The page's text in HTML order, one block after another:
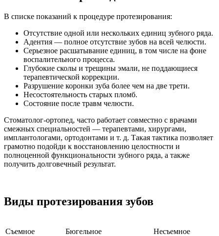
В списке показаний к процедуре протезирования:
Отсутствие одной или нескольких единиц зубного ряда.
Адентия — полное отсутствие зубов на всей челюсти.
Серьезное расшатывание единиц, в том числе на фоне
воспалительного процесса.
Глубокие сколы и трещины эмали, не поддающиеся
терапевтической коррекции.
Разрушение коронки зуба более чем на две трети.
Несостоятельность старых пломб.
Состояние после травм челюсти.
Стоматолог-ортопед, часто работает совместно с врачами
смежных специальностей — терапевтами, хирургами,
имплантологами, ортодонтами и т. д. Такая тактика позволяет
грамотно подойди к восстановлению целостности и
полноценной функциональности зубного ряда, а также
получить долговечный результат.
Виды протезирования зубов
Съемное Бюгельное Несъемное